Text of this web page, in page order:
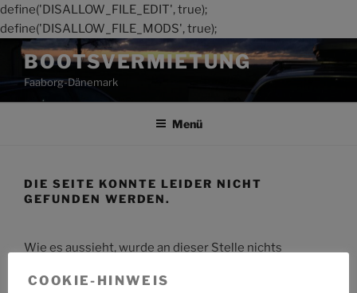
define('DISALLOW_FILE_EDIT', true);
define('DISALLOW_FILE_MODS', true);
Zum
Inhalt
springen
BOOTSVERMIETUNG
Faaborg-Dänemark
Menü
DIE SEITE KONNTE LEIDER NICHT
GEFUNDEN WERDEN.
Wie es aussieht, wurde an dieser Stelle nichts
COOKIE-HINWEIS